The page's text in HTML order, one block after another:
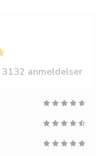
3132 anmeldelser